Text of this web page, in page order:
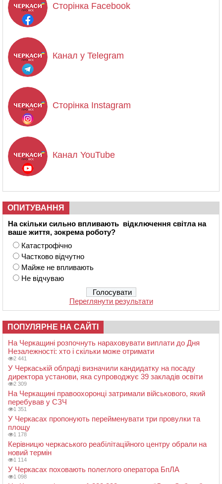
Сторінка Facebook
Канал у Telegram
Сторінка Instagram
Канал YouTube
ОПИТУВАННЯ
На скільки сильно впливають відключення світла на
ваше життя, зокрема роботу?
Катастрофічно
Частково відчутно
Майже не впливають
Не відчуваю
Переглянути результати
ПОПУЛЯРНЕ НА САЙТІ
На Черкащині розпочнуть нараховувати виплати до Дня
Незалежності: хто і скільки може отримати
2 441
У Черкаській облраді визначили кандидатку на посаду
директора установи, яка супроводжує 39 закладів освіти
2 309
На Черкащині правоохоронці затримали військового, який
перебував у СЗЧ
1 351
У Черкасах пропонують перейменувати три провулки та
площу
1 178
Керівницю черкаського реабілітаційного центру обрали на
новий термін
1 114
У Черкасах поховають полеглого оператора БпЛА
1 098